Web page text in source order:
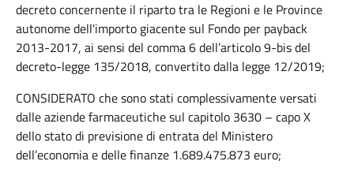
decreto concernente il riparto tra le Regioni e le Province
autonome dell'importo giacente sul Fondo per payback
2013-2017, ai sensi del comma 6 dell’articolo 9-bis del
decreto-legge 135/2018, convertito dalla legge 12/2019;
CONSIDERATO che sono stati complessivamente versati
dalle aziende farmaceutiche sul capitolo 3630 – capo X
dello stato di previsione di entrata del Ministero
dell’economia e delle finanze 1.689.475.873 euro;